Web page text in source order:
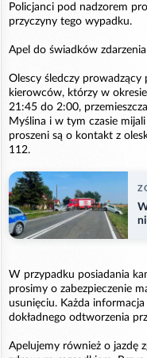
Policjanci pod nadzorem
przyczyny tego wypadku.
Apel do świadków
Olescy śledczy
kierowców, którzy w
21:45 do 2:00,
Myślina i w tym czasie
proszeni są o kontakt z
112.
W przypadku posiadania
prosimy o zabezpieczenie
usunięciu. Każda
dokładnego odtworzenia
Apelujemy również o jazdę